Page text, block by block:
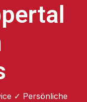
✓ Persönliche